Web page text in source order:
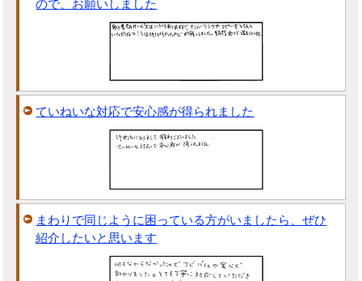
ので、お願いしました
ていねいな対応で安心感が得られました
まわりで同じように困っている方がいましたら、ぜひ
紹介したいと思います